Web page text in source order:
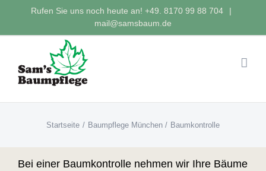
springen
Rufen Sie uns noch heute an! +49. 8170 99 88 704
|
mail@samsbaum.de
Startseite Baumpflege München Baumkontrolle
Bei einer Baumkontrolle nehmen wir Ihre Bäume